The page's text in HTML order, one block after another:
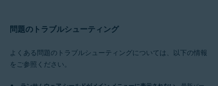
問題のトラブルシューティング
よくある問題のトラブルシューティングについては、以下の情報
をご参照ください。